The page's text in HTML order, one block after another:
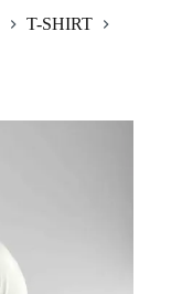
T-SHIRT